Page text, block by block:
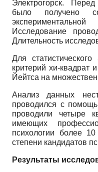
Электрогорск.
было получено
Исследование
Длительность
Для
критерий хи-квадрат
Йейтса на
Анализ данных
проводился с
проводили четыре
имеющих
психологии более
степени кандидатов
Результаты